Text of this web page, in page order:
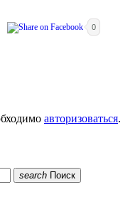
0
авторизоваться.
search Поиск